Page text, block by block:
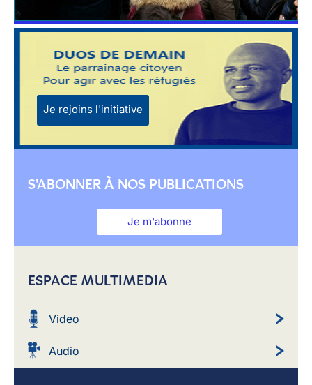
Je rejoins l'initiative
S'ABONNER À NOS PUBLICATIONS
Je m'abonne
ESPACE MULTIMEDIA
Video
Audio